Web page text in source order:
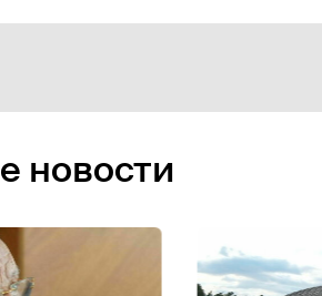
новости